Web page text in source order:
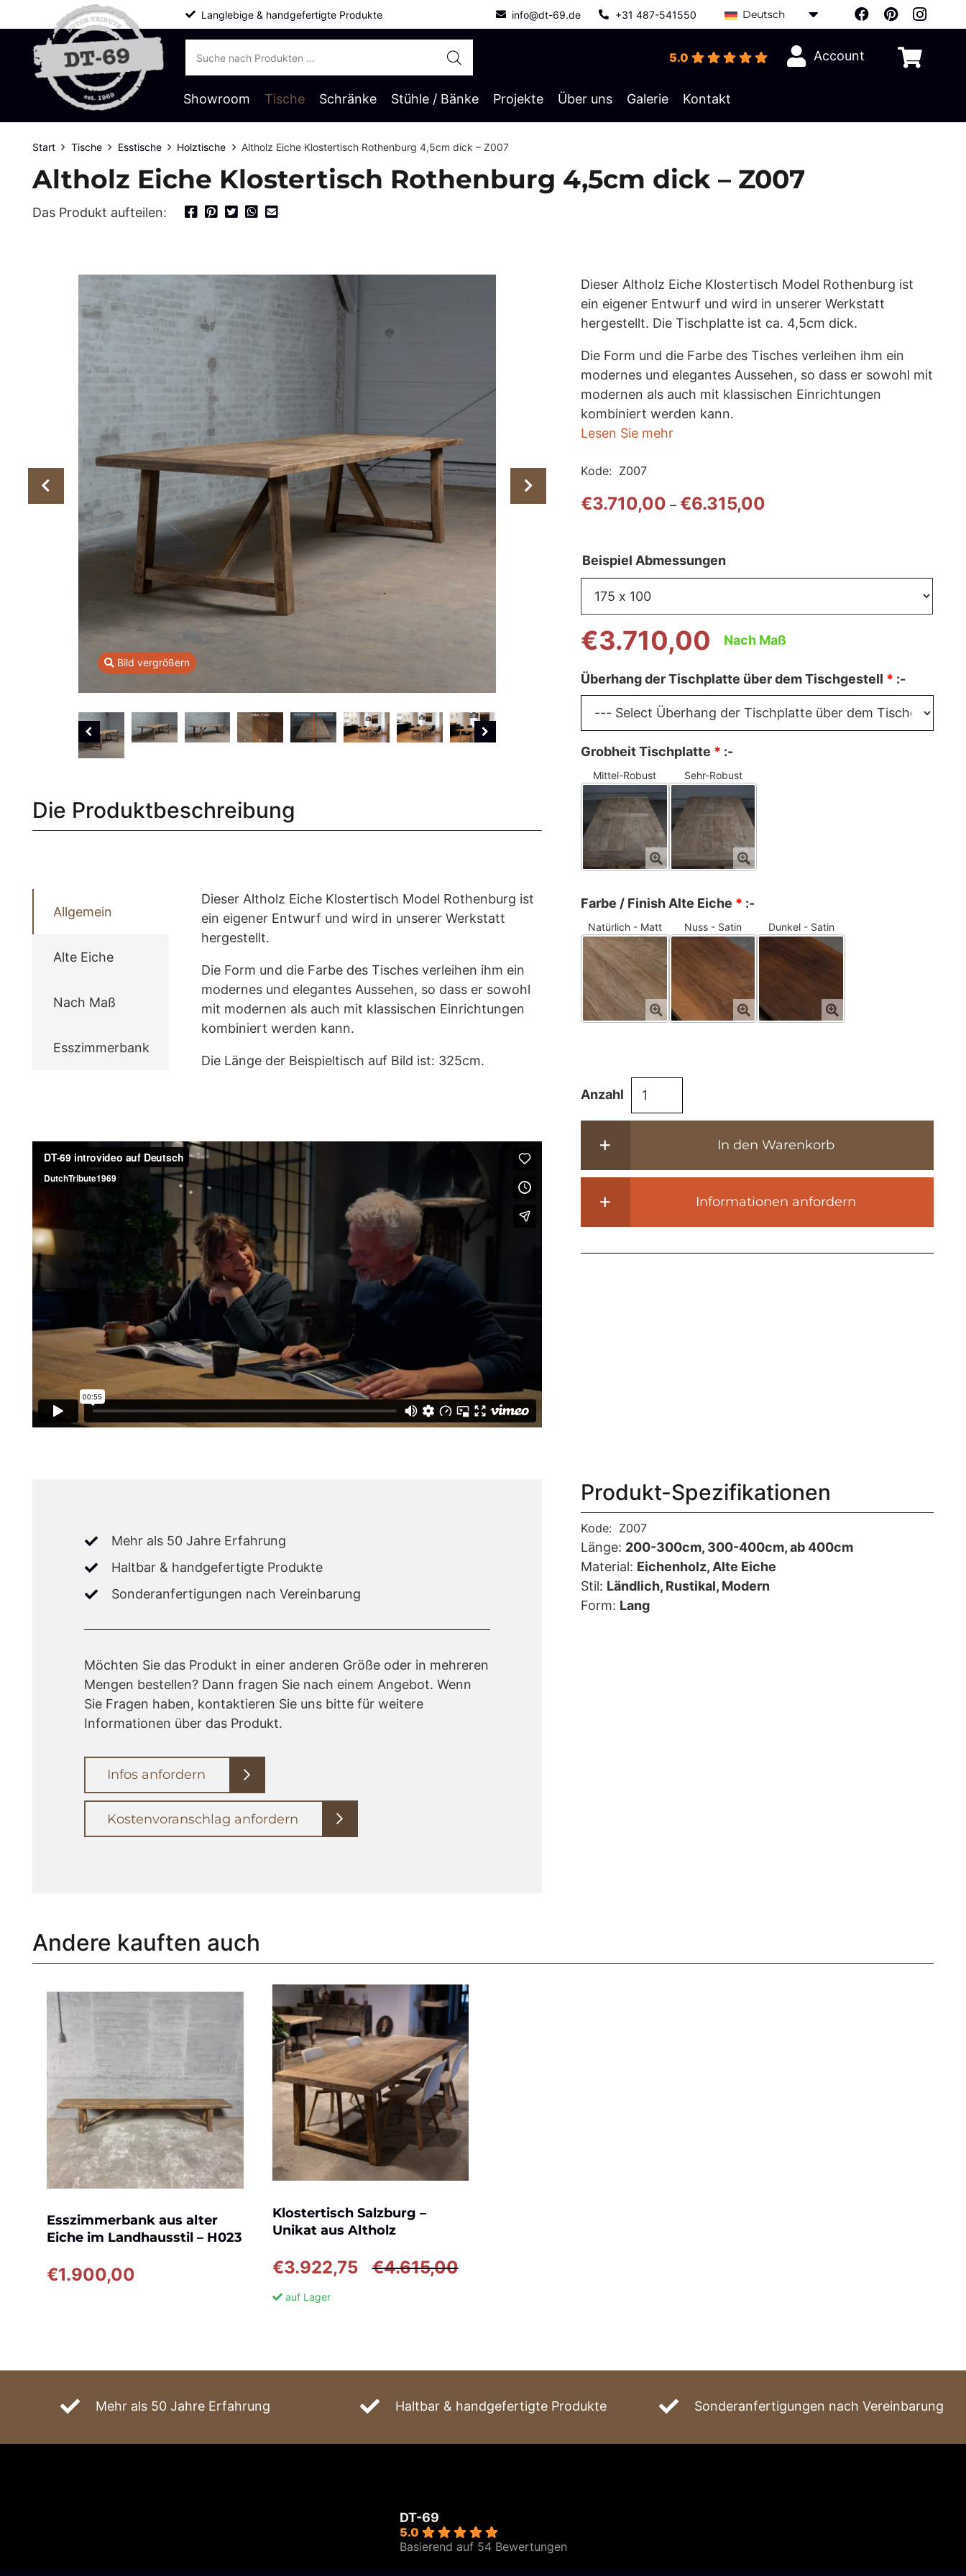
Langlebige & handgefertigte Produkte info@dt-69.de +31 487-541550 Deutsch
search
5.0 Account
Showroom Tische Schränke Stühle / Bänke Projekte Über uns Galerie Kontakt
Start Tische Esstische Holztische Altholz Eiche Klostertisch Rothenburg 4,5cm dick – Z007
Altholz Eiche Klostertisch Rothenburg 4,5cm dick – Z007
Das Produkt aufteilen:
Bild vergrößern
Die Produktbeschreibung
Allgemein
Alte Eiche
Nach Maß
Esszimmerbank
Dieser Altholz Eiche Klostertisch Model Rothenburg ist
ein eigener Entwurf und wird in unserer Werkstatt
hergestellt.
Die Form und die Farbe des Tisches verleihen ihm ein
modernes und elegantes Aussehen, so dass er sowohl
mit modernen als auch mit klassischen Einrichtungen
kombiniert werden kann.
Die Länge der Beispieltisch auf Bild ist: 325cm.
Dieser Altholz Eiche Klostertisch Model Rothenburg ist
ein eigener Entwurf und wird in unserer Werkstatt
hergestellt. Die Tischplatte ist ca. 4,5cm dick.
Die Form und die Farbe des Tisches verleihen ihm ein
modernes und elegantes Aussehen, so dass er sowohl mit
modernen als auch mit klassischen Einrichtungen
kombiniert werden kann.
Lesen Sie mehr
Kode: Z007
€3.710,00 – €6.315,00Preisspanne:
Beispiel Abmessungen
€3.710,00 Nach Maß
Überhang der Tischplatte über dem Tischgestell * :-
Grobheit Tischplatte * :-
Mittel-Robust Sehr-Robust
Farbe / Finish Alte Eiche * :-
Natürlich - Matt Nuss - Satin Dunkel - Satin
Anzahl
Klostertisch
In den Warenkorb
Informationen anfordern
Mehr als 50 Jahre Erfahrung
Haltbar & handgefertigte Produkte
Sonderanfertigungen nach Vereinbarung
Möchten Sie das Produkt in einer anderen Größe oder in mehreren
Mengen bestellen? Dann fragen Sie nach einem Angebot. Wenn
Sie Fragen haben, kontaktieren Sie uns bitte für weitere
Informationen über das Produkt.
Infos anfordern
Kostenvoranschlag anfordern
Produkt-Spezifikationen
Kode: Z007
Länge: 200-300cm, 300-400cm, ab 400cm
Material: Eichenholz, Alte Eiche
Stil: Ländlich, Rustikal, Modern
Form: Lang
Andere kauften auch
Esszimmerbank aus alter
Eiche im Landhausstil – H023
€1.900,00
Klostertisch Salzburg –
Unikat aus Altholz
€4.615,00Ursprünglicher
€3.922,75
Aktueller
auf Lager
Mehr als 50 Jahre Erfahrung Haltbar & handgefertigte Produkte Sonderanfertigungen nach Vereinbarung
DT-69
5.0
Basierend auf 54 Bewertungen